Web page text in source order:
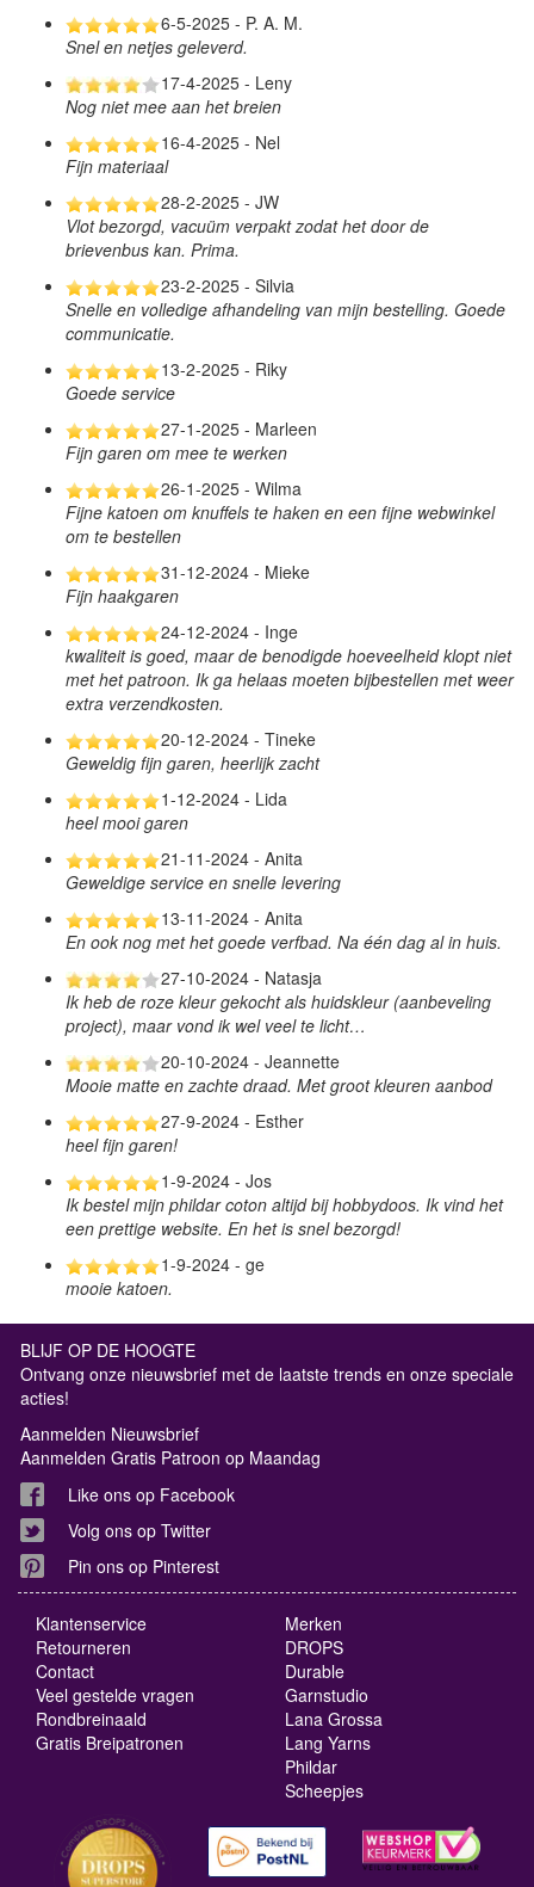
6-5-2025 - P. A. M.
Snel en netjes geleverd.
17-4-2025 - Leny
Nog niet mee aan het breien
16-4-2025 - Nel
Fijn materiaal
28-2-2025 - JW
Vlot bezorgd, vacuüm verpakt zodat het door de
brievenbus kan. Prima.
23-2-2025 - Silvia
Snelle en volledige afhandeling van mijn bestelling. Goede
communicatie.
13-2-2025 - Riky
Goede service
27-1-2025 - Marleen
Fijn garen om mee te werken
26-1-2025 - Wilma
Fijne katoen om knuffels te haken en een fijne webwinkel
om te bestellen
31-12-2024 - Mieke
Fijn haakgaren
24-12-2024 - Inge
kwaliteit is goed, maar de benodigde hoeveelheid klopt niet
met het patroon. Ik ga helaas moeten bijbestellen met weer
extra verzendkosten.
20-12-2024 - Tineke
Geweldig fijn garen, heerlijk zacht
1-12-2024 - Lida
heel mooi garen
21-11-2024 - Anita
Geweldige service en snelle levering
13-11-2024 - Anita
En ook nog met het goede verfbad. Na één dag al in huis.
27-10-2024 - Natasja
Ik heb de roze kleur gekocht als huidskleur (aanbeveling
project), maar vond ik wel veel te licht…
20-10-2024 - Jeannette
Mooie matte en zachte draad. Met groot kleuren aanbod
27-9-2024 - Esther
heel fijn garen!
1-9-2024 - Jos
Ik bestel mijn phildar coton altijd bij hobbydoos. Ik vind het
een prettige website. En het is snel bezorgd!
1-9-2024 - ge
mooie katoen.
BLIJF OP DE HOOGTE
Ontvang onze nieuwsbrief met de laatste trends en onze speciale
acties!
Aanmelden Nieuwsbrief
Aanmelden Gratis Patroon op Maandag
Like ons op Facebook
Volg ons op Twitter
Pin ons op Pinterest
Klantenservice
Retourneren
Contact
Veel gestelde vragen
Rondbreinaald
Gratis Breipatronen
Merken
DROPS
Durable
Garnstudio
Lana Grossa
Lang Yarns
Phildar
Scheepjes